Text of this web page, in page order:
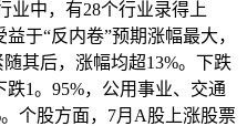
业中，有28个行业录得上
于“反内卷”预期涨幅最大，
其后，涨幅均超13%。下跌
1。95%，公用事业、交通
个股方面，7月A股上涨股票